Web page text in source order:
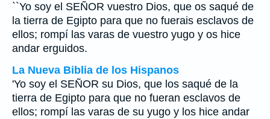
``Yo soy el SEÑOR vuestro Dios, que os saqué de
la tierra de Egipto para que no fuerais esclavos de
ellos; rompí las varas de vuestro yugo y os hice
andar erguidos.
La Nueva Biblia de los Hispanos
'Yo soy el SEÑOR su Dios, que los saqué de la
tierra de Egipto para que no fueran esclavos de
ellos; rompí las varas de su yugo y los hice andar